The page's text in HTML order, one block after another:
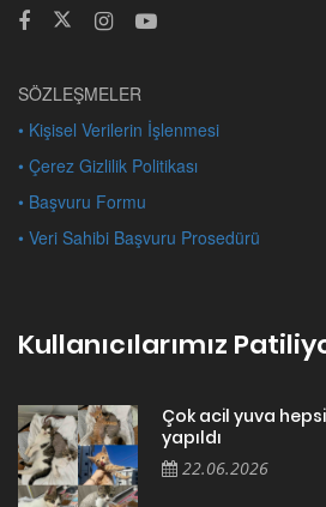
SÖZLEŞMELER
• Kişisel Verilerin İşlenmesi
• Çerez Gizlilik Politikası
• Başvuru Formu
• Veri Sahibi Başvuru Prosedürü
Kullanıcılarımız
Çok acil yuva
yapıldı
22.06.2026